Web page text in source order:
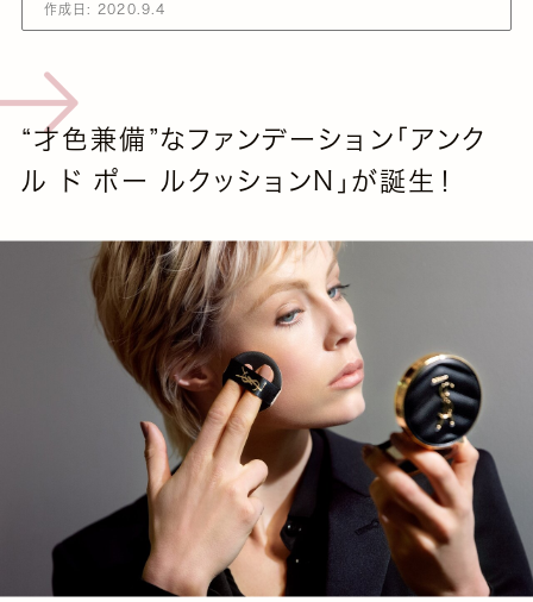
作成日: 2020.9.4
“才⾊兼備”なファンデーション「アンク
ル ド ポー ルクッションN」が誕⽣！